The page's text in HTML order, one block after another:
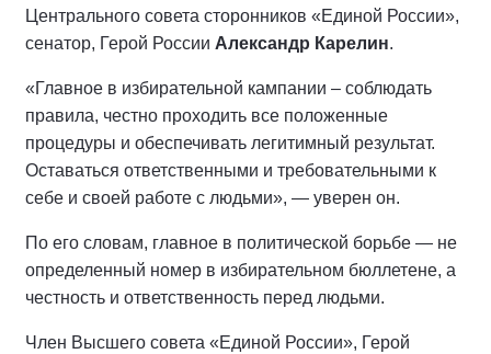
Центрального совета сторонников «Единой России»,
сенатор, Герой России Александр Карелин.
«Главное в избирательной кампании – соблюдать
правила, честно проходить все положенные
процедуры и обеспечивать легитимный результат.
Оставаться ответственными и требовательными к
себе и своей работе с людьми», — уверен он.
По его словам, главное в политической борьбе — не
определенный номер в избирательном бюллетене, а
честность и ответственность перед людьми.
Член Высшего совета «Единой России», Герой